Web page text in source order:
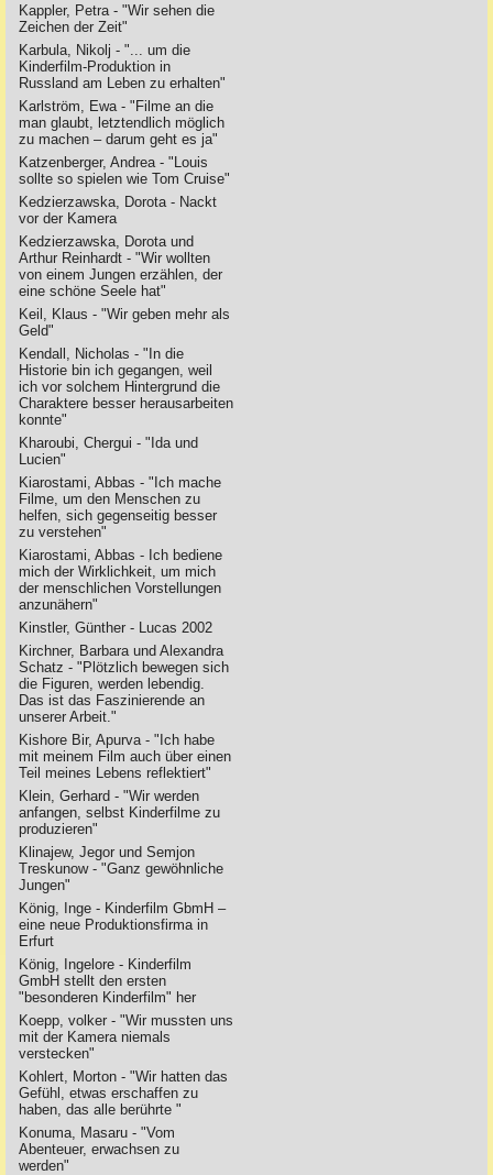
Kappler, Petra - "Wir sehen die
Zeichen der Zeit"
Karbula, Nikolj - "... um die
Kinderfilm-Produktion in
Russland am Leben zu erhalten"
Karlström, Ewa - "Filme an die
man glaubt, letztendlich möglich
zu machen – darum geht es ja"
Katzenberger, Andrea - "Louis
sollte so spielen wie Tom Cruise"
Kedzierzawska, Dorota - Nackt
vor der Kamera
Kedzierzawska, Dorota und
Arthur Reinhardt - "Wir wollten
von einem Jungen erzählen, der
eine schöne Seele hat"
Keil, Klaus - "Wir geben mehr als
Geld"
Kendall, Nicholas - "In die
Historie bin ich gegangen, weil
ich vor solchem Hintergrund die
Charaktere besser herausarbeiten
konnte"
Kharoubi, Chergui - "Ida und
Lucien"
Kiarostami, Abbas - "Ich mache
Filme, um den Menschen zu
helfen, sich gegenseitig besser
zu verstehen"
Kiarostami, Abbas - Ich bediene
mich der Wirklichkeit, um mich
der menschlichen Vorstellungen
anzunähern"
Kinstler, Günther - Lucas 2002
Kirchner, Barbara und Alexandra
Schatz - "Plötzlich bewegen sich
die Figuren, werden lebendig.
Das ist das Faszinierende an
unserer Arbeit."
Kishore Bir, Apurva - "Ich habe
mit meinem Film auch über einen
Teil meines Lebens reflektiert"
Klein, Gerhard - "Wir werden
anfangen, selbst Kinderfilme zu
produzieren"
Klinajew, Jegor und Semjon
Treskunow - "Ganz gewöhnliche
Jungen"
König, Inge - Kinderfilm GbmH –
eine neue Produktionsfirma in
Erfurt
König, Ingelore - Kinderfilm
GmbH stellt den ersten
"besonderen Kinderfilm" her
Koepp, volker - "Wir mussten uns
mit der Kamera niemals
verstecken"
Kohlert, Morton - "Wir hatten das
Gefühl, etwas erschaffen zu
haben, das alle berührte "
Konuma, Masaru - "Vom
Abenteuer, erwachsen zu
werden"